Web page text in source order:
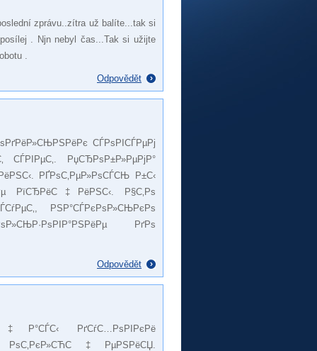
zprávu..zítra už balíte...tak si
. Njn nebyl čas...Tak si užijte
.
Odpovědět
СЃРѕРІСЃРµРј
РџСЂРѕР±Р»РµРјР°
РҐРѕС‚РµР»РѕСЃСЊ Р±С‹
РїСЂРёС‡РёРЅС‹. Р§С‚Рѕ
РЅР°СЃРєРѕР»СЊРєРѕ
РґРѕ
Odpovědět
РґСѓС…РѕРІРєРё
РѕС‚РєР»СЋС‡РµРЅРёСЏ.